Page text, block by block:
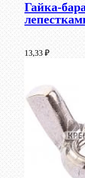
Гайка-
13,33 ₽